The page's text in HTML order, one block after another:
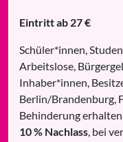
Eintritt ab 27 €
Schüler*innen,
Arbeitslose,
Inhaber*innen,
Berlin/Brandenburg,
Behinderung erhalten
10 % Nachlass , bei